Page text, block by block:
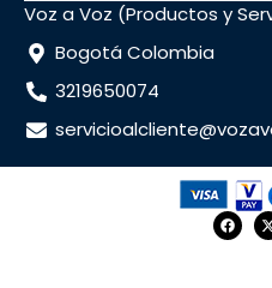
Voz a Voz (Productos y
Bogotá Colombia
3219650074